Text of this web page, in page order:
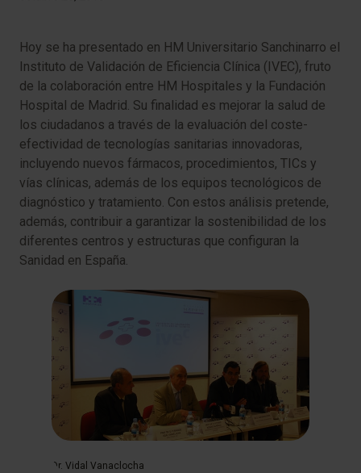
Hoy se ha presentado en HM Universitario Sanchinarro el
Instituto de Validación de Eficiencia Clínica (IVEC), fruto
de la colaboración entre HM Hospitales y la Fundación
Hospital de Madrid. Su finalidad es mejorar la salud de
los ciudadanos a través de la evaluación del coste-
efectividad de tecnologías sanitarias innovadoras,
incluyendo nuevos fármacos, procedimientos, TICs y
vías clínicas, además de los equipos tecnológicos de
diagnóstico y tratamiento. Con estos análisis pretende,
además, contribuir a garantizar la sostenibilidad de los
diferentes centros y estructuras que configuran la
Sanidad en España.
Dr. Vidal Vanaclocha